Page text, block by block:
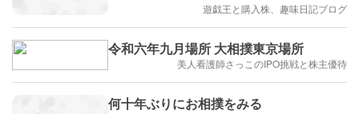
遊戯王と購入株、趣味日記ブログ
令和六年九月場所 大相撲東京場所
美人看護師さっこのIPO挑戦と株主優待
何十年ぶりにお相撲をみる